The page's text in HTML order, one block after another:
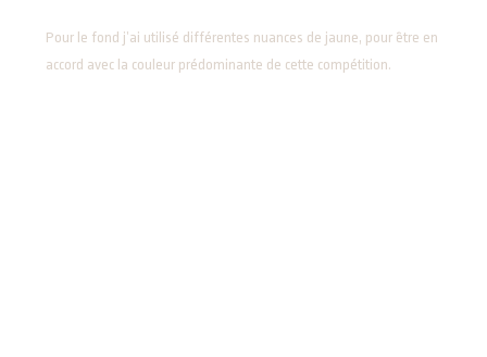
Pour le fond j’ai utilisé différentes nuances de jaune, pour être en
accord avec la couleur prédominante de cette compétition.